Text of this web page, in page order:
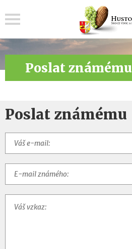
Poslat známému
Poslat známému